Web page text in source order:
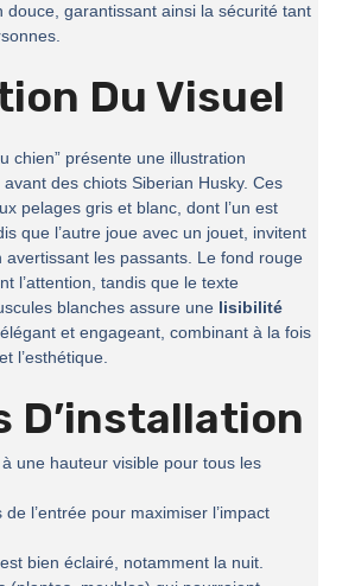
douce, garantissant ainsi la sécurité tant
Du Visuel
chien” présente une illustration
des chiots Siberian Husky. Ces
pelages gris et blanc, dont l’un est
que l’autre joue avec un jouet, invitent
avertissant les passants. Le fond rouge
l’attention, tandis que le texte
blanches assure une lisibilité
et engageant, combinant à la fois
l’esthétique.
D’installation
une hauteur visible pour tous les
l’entrée pour maximiser l’impact
bien éclairé, notamment la nuit.